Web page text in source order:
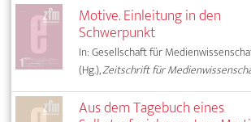
Motive. Einleitung in den
Schwerpunkt
In: Gesellschaft für
(Hg.),Zeitschrift für
Aus dem Tagebuch eines